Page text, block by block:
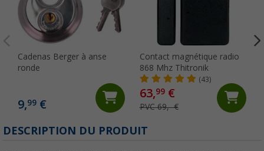
Cadenas Berger à anse
ronde
9,99 €
Contact magnétique radio
868 Mhz Thitronik
(43)
63,99€
PVC 69,- €
DESCRIPTION DU PRODUIT